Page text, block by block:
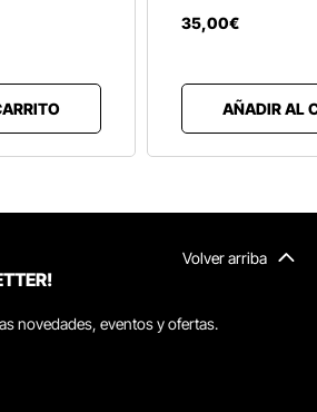
35,00€
AÑADIR AL
Volver arriba
novedades, eventos y ofertas.